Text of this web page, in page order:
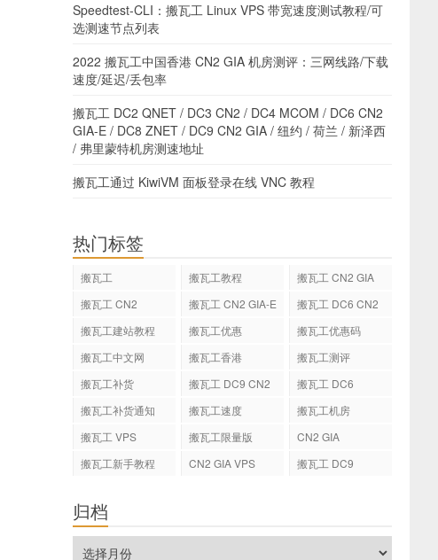
Speedtest-CLI：搬瓦工 Linux VPS 带宽速度测试教程/可
选测速节点列表
2022 搬瓦工中国香港 CN2 GIA 机房测评：三网线路/下载
速度/延迟/丢包率
搬瓦工 DC2 QNET / DC3 CN2 / DC4 MCOM / DC6 CN2
GIA-E / DC8 ZNET / DC9 CN2 GIA / 纽约 / 荷兰 / 新泽西
/ 弗里蒙特机房测速地址
搬瓦工通过 KiwiVM 面板登录在线 VNC 教程
热门标签
搬瓦工 搬瓦工教程
搬瓦工 CN2 GIA
搬瓦工 CN2
搬瓦工 CN2 GIA-E
搬瓦工 DC6 CN2
搬瓦工建站教程 搬瓦工优惠
搬瓦工优惠码
搬瓦工中文网
搬瓦工香港
搬瓦工测评
搬瓦工补货
搬瓦工 DC9 CN2
搬瓦工 DC6
搬瓦工补货通知
搬瓦工速度
搬瓦工机房
搬瓦工 VPS
搬瓦工限量版
CN2 GIA
搬瓦工新手教程
CN2 GIA VPS 搬瓦工 DC9
归档